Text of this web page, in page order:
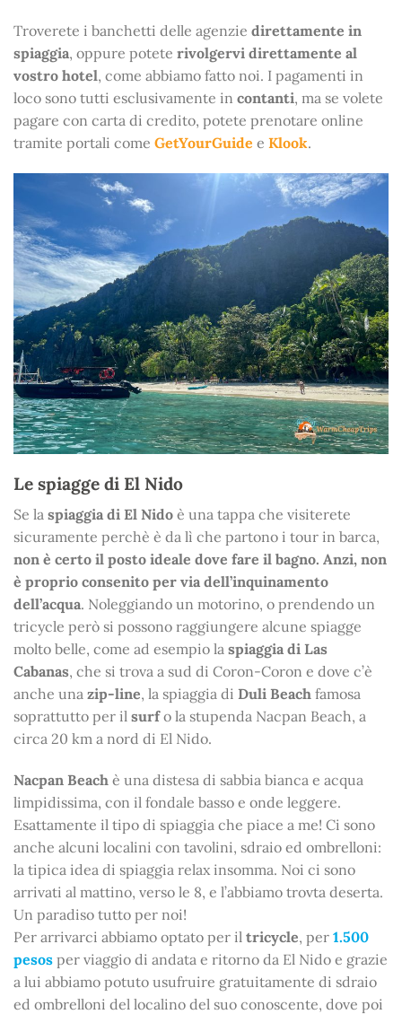
Troverete i banchetti delle agenzie direttamente in
spiaggia, oppure potete rivolgervi direttamente al
vostro hotel, come abbiamo fatto noi. I pagamenti in
loco sono tutti esclusivamente in contanti, ma se volete
pagare con carta di credito, potete prenotare online
tramite portali come GetYourGuide e Klook.
Le spiagge di El Nido
Se la spiaggia di El Nido è una tappa che visiterete
sicuramente perchè è da lì che partono i tour in barca,
non è certo il posto ideale dove fare il bagno. Anzi, non
è proprio consenito per via dell’inquinamento
dell’acqua. Noleggiando un motorino, o prendendo un
tricycle però si possono raggiungere alcune spiagge
molto belle, come ad esempio la spiaggia di Las
Cabanas, che si trova a sud di Coron-Coron e dove c’è
anche una zip-line, la spiaggia di Duli Beach famosa
soprattutto per il surfo la stupenda Nacpan Beach, a
circa 20 km a nord di El Nido.
Nacpan Beach è una distesa di sabbia bianca e acqua
limpidissima, con il fondale basso e onde leggere.
Esattamente il tipo di spiaggia che piace a me! Ci sono
anche alcuni localini con tavolini, sdraio ed ombrelloni:
la tipica idea di spiaggia relax insomma. Noi ci sono
arrivati al mattino, verso le 8, e l’abbiamo trovta deserta.
Un paradiso tutto per noi!
Per arrivarci abbiamo optato per il tricycle, per 1.500
pesos per viaggio di andata e ritorno da El Nido e grazie
a lui abbiamo potuto usufruire gratuitamente di sdraio
ed ombrelloni del localino del suo conoscente, dove poi